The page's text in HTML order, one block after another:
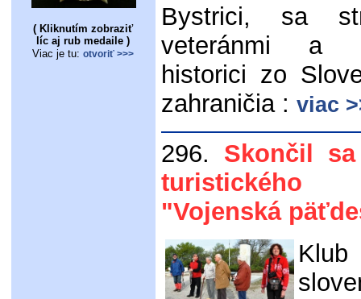
( Kliknutím zobraziť
líc aj rub medaile )
Viac je tu: otvoriť >>>
Bystrici, sa
veteránmi a
historici zo
zahraničia : viac
296.
Skončil
turistického
"Vojenská
Klub